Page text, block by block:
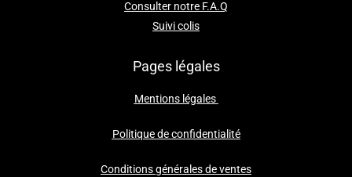
Consulter notre F.A.Q
Suivi colis
Pages légales
Mentions légales
Politique de confidentialité
Conditions générales de ventes